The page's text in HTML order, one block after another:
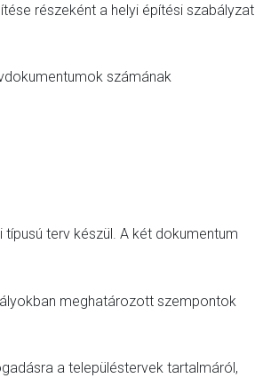
részeként a helyi építési szabályzat
számának
terv készül. A két dokumentum
meghatározott szempontok
a településtervek tartalmáról,